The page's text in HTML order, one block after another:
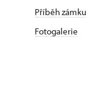
Příběh zámku
Fotogalerie